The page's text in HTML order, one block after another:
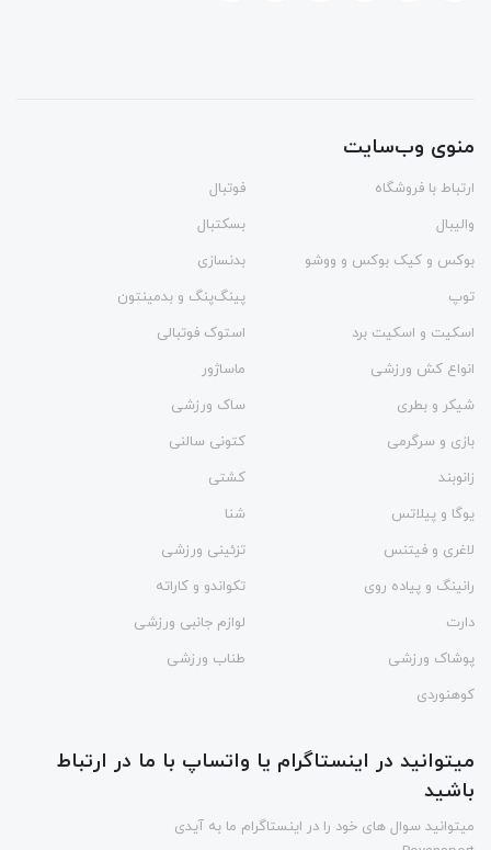
منوی وب‌سایت
ارتباط با فروشگاه
فوتبال
والیبال
بسکتبال
بوکس و کیک بوکس و ووشو
بدنسازی
توپ
پینگ‌پنگ و بدمينتون
اسکیت و اسکیت برد
استوک فوتبالی
انواع کش ورزشی
ماساژور
شیکر و بطری
ساک ورزشی
بازی و سرگرمی
کتونی سالنی
زانوبند
کشتی
یوگا و پیلاتس
شنا
لاغری و فیتنس
تزئینی ورزشی
رانینگ و پیاده روی
تکواندو و کاراته
دارت
لوازم جانبی ورزشی
پوشاک ورزشی
طناب ورزشی
کوهنوردی
میتوانید در اینستاگرام یا واتساپ با ما در ارتباط
باشید
میتوانید سوال های خود را در اینستاگرام ما به آیدی